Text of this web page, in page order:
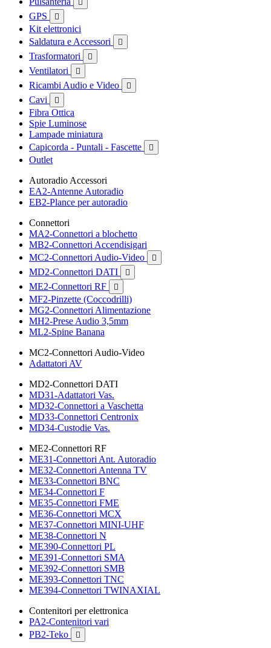

GPS 
Kit elettronici
Saldatura e Accessori

Trasformatori 
Ventilatori 
Ricambi Audio e Video 
Cavi 
Fibra Ottica
Spie Luminose
Lampade miniatura
Capicorda - Puntali - Fascette

Outlet
Autoradio Accessori
EA2-Antenne Autoradio
EB2-Plance per autoradio
Connettori
MA2-Connettori a blochetto
MB2-Connettori Accendisigari
MC2-Connettori Audio-Video

MD2-Connettori DATI 
ME2-Connettori RF 
MF2-Pinzette (Coccodrilli)
MG2-Connettori Alimentazione
MH2-Prese Audio 3,5mm
ML2-Spine Banana
MC2-Connettori Audio-Video
Adattatori AV
MD2-Connettori DATI
MD31-Adattatori Vas.
MD32-Connettori a Vaschetta
MD33-Connettori Centronix
MD34-Custodie Vas.
ME2-Connettori RF
ME31-Connettori Ant. Autoradio
ME32-Connettori Antenna TV
ME33-Connettori BNC
ME34-Connettori F
ME35-Connettori FME
ME36-Connettori MCX
ME37-Connettori MINI-UHF
ME38-Connettori N
ME390-Connettori PL
ME391-Connettori SMA
ME392-Connettori SMB
ME393-Connettori TNC
ME394-Connettori TWINAXIAL
Contenitori per elettronica
PA2-Contenitori vari
PB2-Teko
